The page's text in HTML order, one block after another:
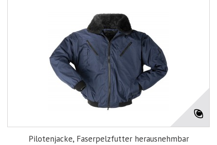
Pilotenjacke, Faserpelzfutter herausnehmbar